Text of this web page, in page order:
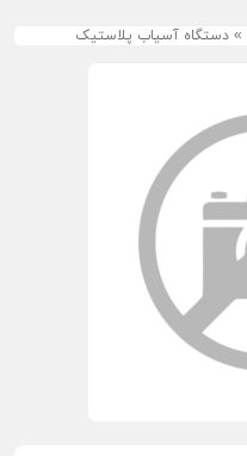
» دستگاه آسیاب پلاستیک